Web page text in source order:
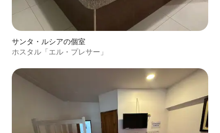
サンタ・ルシアの個室
ホスタル「エル・プレサー」